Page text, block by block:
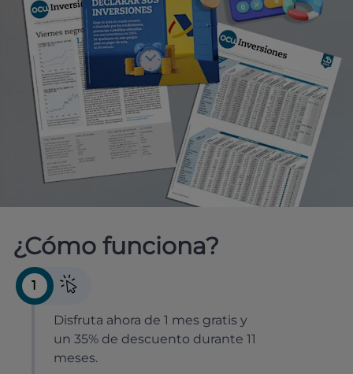
¿Cómo funciona?
1
Disfruta ahora de 1 mes gratis y
un 35% de descuento durante 11
meses.